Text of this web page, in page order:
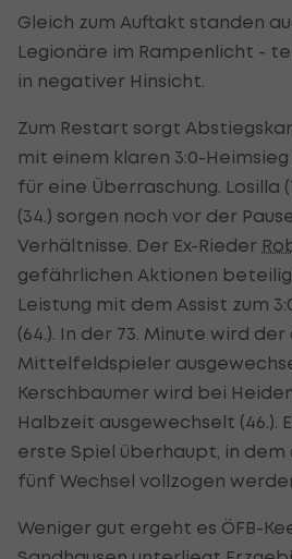
Gleich zum Auftakt standen
Legionäre im Rampenlicht -
in negativer Hinsicht.
Zum Restart sorgt
mit einem klaren 3:0-
für eine Überraschung. Losilla
(34.) sorgen noch vor der
Verhältnisse. Der Ex-Rieder
gefährlichen Aktionen
Leistung mit dem Assist zum
(64.). In der 73. Minute wird
Mittelfeldspieler
Kerschbaumer wird bei
Halbzeit ausgewechselt (46.).
erste Spiel überhaupt, in
fünf Wechsel vollzogen
Weniger gut ergeht es ÖFB-